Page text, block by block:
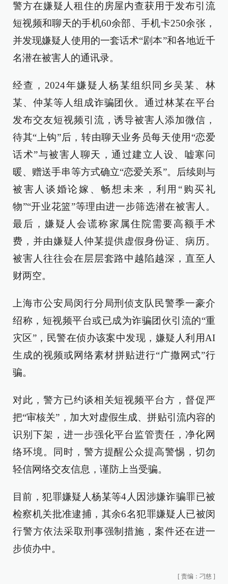
警方在嫌疑人租住的房屋内查获用于发布引流
短视频和聊天的手机60余部、手机卡250余张，
并发现嫌疑人使用的一套话术“剧本”和各地近千
名潜在被害人的通讯录。
经查，2024年嫌疑人杨某组织同乡吴某、林
某、仲某等人组成诈骗团伙。通过林某在平台
发布交友短视频引流，诱导被害人添加微信，
待其“上钩”后，转由聊天业务员每天使用“恋爱
话术”与被害人聊天，通过建立人设、嘘寒问
暖、赠送手串等方式确立“恋爱关系”。后续则与
被害人谈婚论嫁、畅想未来，利用“购买礼
物”“开业花篮”等理由进一步筛选潜在被害人。
最后，嫌疑人会谎称家属住院需要高额手术
费，并由嫌疑人仲某提供虚假身份证、病历。
被害人往往会在层层套路中越陷越深，直至人
财两空。
上海市公安局闵行分局刑侦支队民警季一豪介
绍称，短视频平台或已成为诈骗团伙引流的“重
灾区”，民警在侦办该案中发现，嫌疑人利用AI
生成的视频或网络素材拼贴进行“广撒网式”行
骗。
对此，警方已约谈相关短视频平台方，督促严
把“审核关”，加大对虚假生成、拼贴引流内容的
识别下架，进一步强化平台监管责任，净化网
络环境。同时，警方提醒公众提高警惕，切勿
轻信网络交友信息，谨防上当受骗。
目前，犯罪嫌疑人杨某等4人因涉嫌诈骗罪已被
检察机关批准逮捕，其余6名犯罪嫌疑人已被闵
行警方依法采取刑事强制措施，案件还在进一
步侦办中。
[ 责编：刁慈 ]